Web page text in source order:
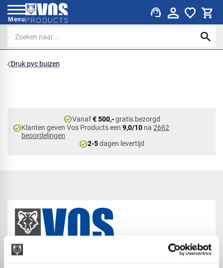
Menu support_agent
Druk pvc buizen
check_circleVanaf€ 500,-gratis bezorgd
check_circleKlanten geven Vos Products een9,0/10 na2662
beoordelingen
check_circle2-5dagen levertijd